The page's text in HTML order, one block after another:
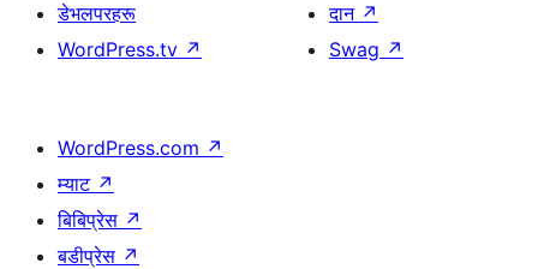
डेभलपरहरू
WordPress.tv ↗
दान ↗
Swag ↗
WordPress.com ↗
म्याट ↗
बिबिप्रेस ↗
बडीप्रेस ↗